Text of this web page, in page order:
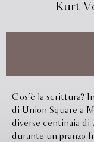
Kurt
Cos’è la scrittura?
di Union Square a
diverse centinaia di
durante un pranzo